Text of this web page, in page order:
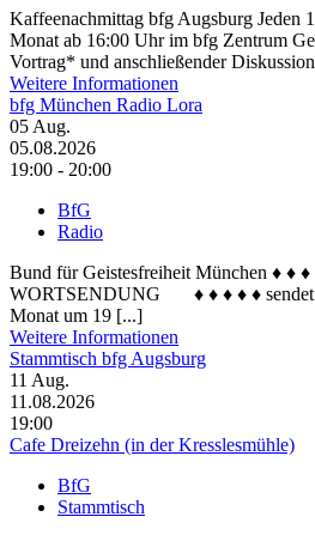
Kaffeenachmittag bfg Augsburg Jeden
Monat ab 16:00 Uhr im bfg Zentrum
Vortrag* und anschließender
Weitere Informationen
bfg München Radio Lora
05 Aug.
05.08.2026
19:00 - 20:00
BfG
Radio
Bund für Geistesfreiheit München ♦
WORTSENDUNG ♦ ♦ ♦ ♦ ♦ sendet
Monat um 19 [...]
Weitere Informationen
Stammtisch bfg Augsburg
11 Aug.
11.08.2026
19:00
Cafe Dreizehn (in der Kresslesmühle)
BfG
Stammtisch